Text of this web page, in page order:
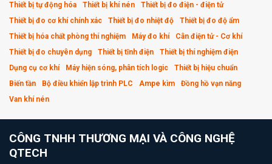
Thiết bị tự động hóa Thiết bị khí nén
Thiết bị đo điện - điện tử
Thiết bị đo cơ khí chính xác
Thiết bị đo nhiệt độ
Thiết bị đo độ ẩm
Thiết bị hóa chất phòng thí nghiệm
Máy đo khí
Cân điện tử - Cơ khí
Thiết bị đo chuyên dụng
Thiết bị tĩnh điện
Thiết bị thí nghiệm điện
Dụng cụ cơ khí
Máy hiện sóng, phân tích logic
Thiết bị hiệu chuẩn
Biến tần
Bộ điều khiển lập trình PLC Ampe kìm
Đồng hồ vạn năng
Van khí nén
CÔNG TNHH THƯƠNG MẠI VÀ CÔNG NGHỆ
QTECH